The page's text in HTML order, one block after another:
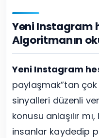
Facebook Beğeni Satın Al
Facebook Takipçi Satın Al
Facebook Yorum Satın Al
Facebook Video İzlenme
Yeni Instagram
Algoritmanın
Yeni Instagram
paylaşmak”tan
sinyalleri düzenli
konusu anlaşılır
insanlar kaydedip